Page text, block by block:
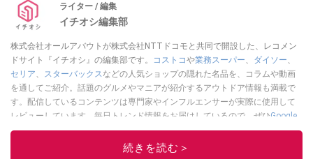
ライター / 編集
イチオシ編集部
株式会社オールアバウトが株式会社NTTドコモと共同で開設した、レコメン
ドサイト『イチオシ』の編集部です。
コストコや業務スーパー、 ダイソー、
セリア、 スターバックスなどの人気ショップの隠れた名品を、コラムや動画
を通してご紹介。話題のグルメやマニアが紹介するアウトドア情報も満載で
す。配信しているコンテンツは専門家やインフルエンサーが実際に使用して
レビューしています。毎日トレンド情報をお届けしているので、ぜひGoogle
ニュースでフォローしてください！
このイチオシストの他の記事を読む
続きを読む＞